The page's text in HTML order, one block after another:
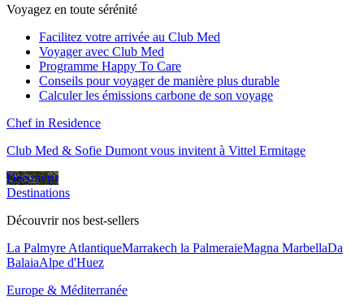
Voyagez en toute sérénité
Facilitez votre arrivée au Club Med
Voyager avec Club Med
Programme Happy To Care
Conseils pour voyager de manière plus durable
Calculer les émissions carbone de son voyage
Chef in Residence
Club Med & Sofie Dumont vous invitent à Vittel Ermitage
Découvrir
Destinations
Découvrir nos best-sellers
La Palmyre AtlantiqueMarrakech la PalmeraieMagna MarbellaDa
BalaiaAlpe d'Huez
Europe & Méditerranée